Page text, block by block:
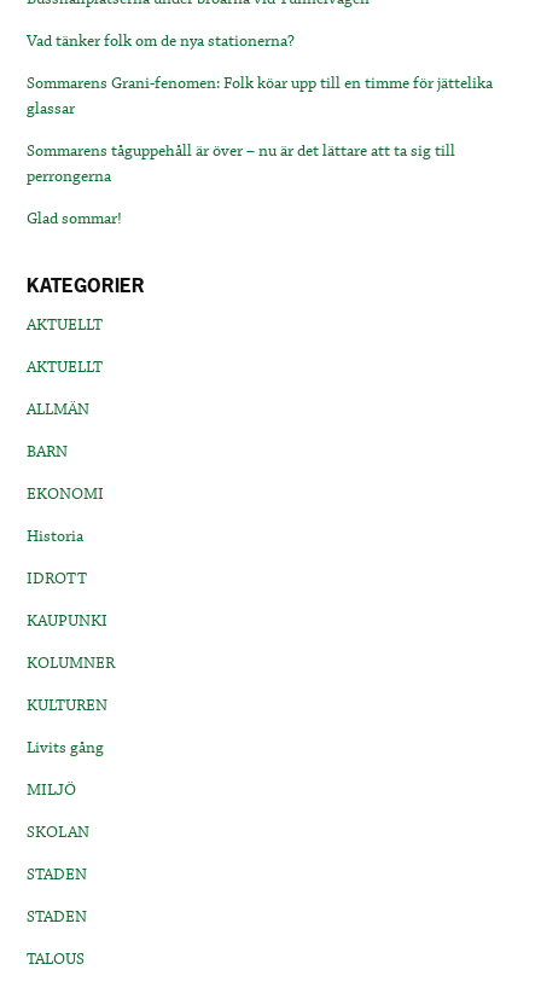
Vad tänker folk om de nya stationerna?
Sommarens Grani-fenomen: Folk köar upp till en timme för jättelika
glassar
Sommarens tåguppehåll är över – nu är det lättare att ta sig till
perrongerna
Glad sommar!
KATEGORIER
AKTUELLT
AKTUELLT
ALLMÄN
BARN
EKONOMI
Historia
IDROTT
KAUPUNKI
KOLUMNER
KULTUREN
Livits gång
MILJÖ
SKOLAN
STADEN
STADEN
TALOUS